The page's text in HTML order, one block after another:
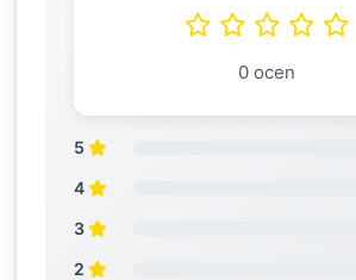
0 ocen
5
4
3
2